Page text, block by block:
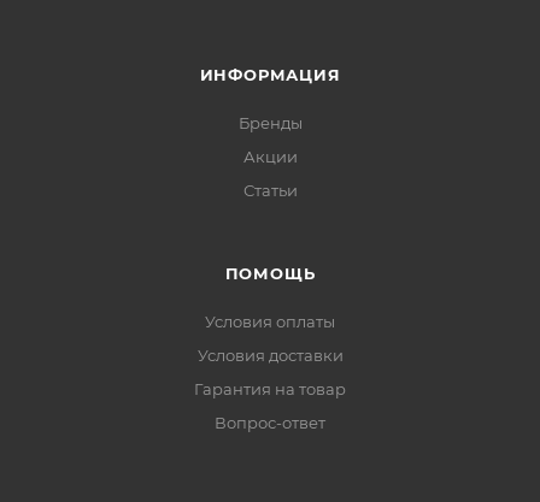
ИНФОРМАЦИЯ
Бренды
Акции
Статьи
ПОМОЩЬ
Условия оплаты
Условия доставки
Гарантия на товар
Вопрос-ответ